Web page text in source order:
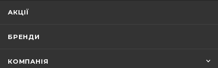
АКЦІЇ
БРЕНДИ
КОМПАНІЯ